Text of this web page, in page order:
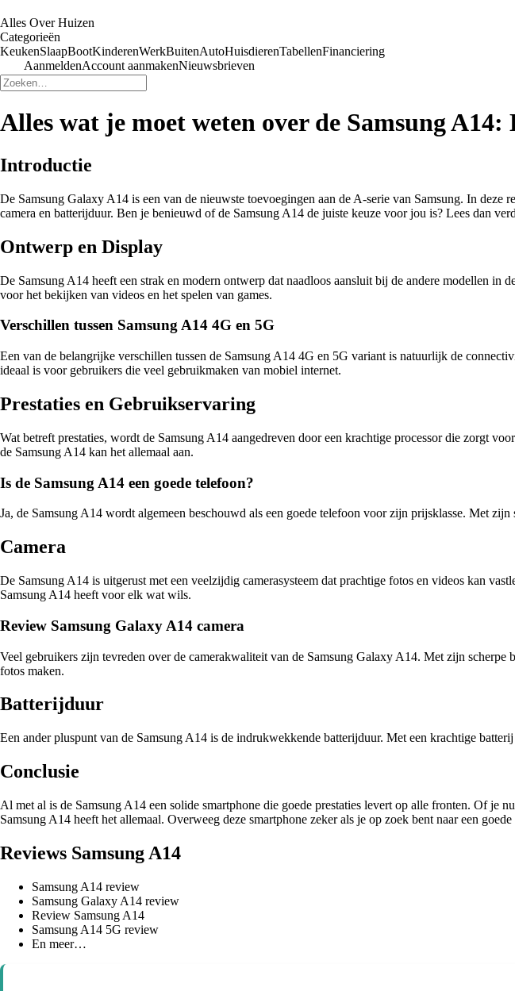
Alles Over Huizen
Categorieën
KeukenSlaapBootKinderenWerkBuitenAutoHuisdierenTabellenFinanciering
AanmeldenAccount aanmakenNieuwsbrieven
Alles wat je moet weten over de Samsung
Introductie
De Samsung Galaxy A14 is een van de nieuwste toevoegingen aan de A-serie van Samsung. In
camera en batterijduur. Ben je benieuwd of de Samsung A14 de juiste keuze voor jou is? Lees dan
Ontwerp en Display
De Samsung A14 heeft een strak en modern ontwerp dat naadloos aansluit bij de andere modellen
voor het bekijken van videos en het spelen van games.
Verschillen tussen Samsung A14 4G en 5G
Een van de belangrijke verschillen tussen de Samsung A14 4G en 5G variant is natuurlijk de
ideaal is voor gebruikers die veel gebruikmaken van mobiel internet.
Prestaties en Gebruikservaring
Wat betreft prestaties, wordt de Samsung A14 aangedreven door een krachtige processor die zorgt
de Samsung A14 kan het allemaal aan.
Is de Samsung A14 een goede telefoon?
Ja, de Samsung A14 wordt algemeen beschouwd als een goede telefoon voor zijn prijsklasse. Met
Camera
De Samsung A14 is uitgerust met een veelzijdig camerasysteem dat prachtige fotos en videos kan
Samsung A14 heeft voor elk wat wils.
Review Samsung Galaxy A14 camera
Veel gebruikers zijn tevreden over de camerakwaliteit van de Samsung Galaxy A14. Met zijn
fotos maken.
Batterijduur
Een ander pluspunt van de Samsung A14 is de indrukwekkende batterijduur. Met een krachtige
Conclusie
Al met al is de Samsung A14 een solide smartphone die goede prestaties levert op alle fronten. Of je
Samsung A14 heeft het allemaal. Overweeg deze smartphone zeker als je op zoek bent naar een
Reviews Samsung A14
Samsung A14 review
Samsung Galaxy A14 review
Review Samsung A14
Samsung A14 5G review
En meer…